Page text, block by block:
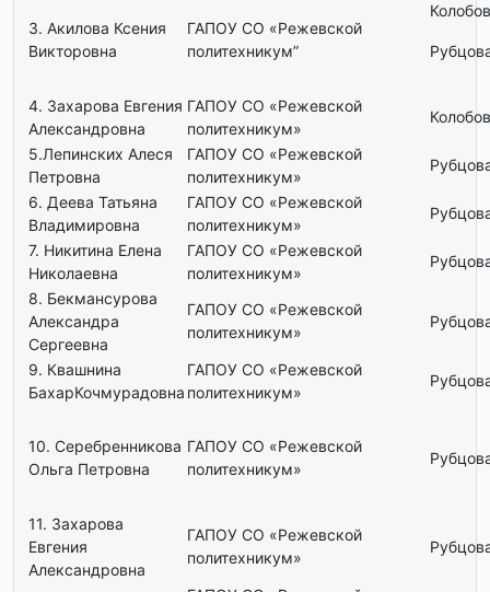
3. Акилова Ксения
Викторовна
ГАПОУ СО «Режевской
политехникум”
4. Захарова Евгения
Александровна
ГАПОУ СО «Режевской
политехникум»
5.Лепинских Алеся
Петровна
ГАПОУ СО «Режевской
политехникум»
6. Деева Татьяна
Владимировна
ГАПОУ СО «Режевской
политехникум»
7. Никитина Елена
Николаевна
ГАПОУ СО «Режевской
политехникум»
8. Бекмансурова
Александра
Сергеевна
ГАПОУ СО «Режевской
политехникум»
9. Квашнина
БахарКочмурадовна
ГАПОУ СО «Режевской
политехникум»
10. Серебренникова
Ольга Петровна
ГАПОУ СО «Режевской
политехникум»
11. Захарова
Евгения
Александровна
ГАПОУ СО «Режевской
политехникум»